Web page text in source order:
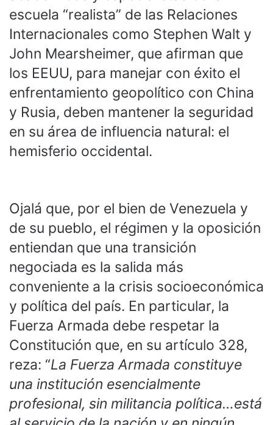
escuela “realista” de las Relaciones
Internacionales como Stephen Walt y
John Mearsheimer, que afirman que
los EEUU, para manejar con éxito el
enfrentamiento geopolítico con China
y Rusia, deben mantener la seguridad
en su área de influencia natural: el
hemisferio occidental.
Ojalá que, por el bien de Venezuela y
de su pueblo, el régimen y la oposición
entiendan que una transición
negociada es la salida más
conveniente a la crisis socioeconómica
y política del país. En particular, la
Fuerza Armada debe respetar la
Constitución que, en su artículo 328,
reza: “La Fuerza Armada constituye
una institución esencialmente
profesional, sin militancia política…está